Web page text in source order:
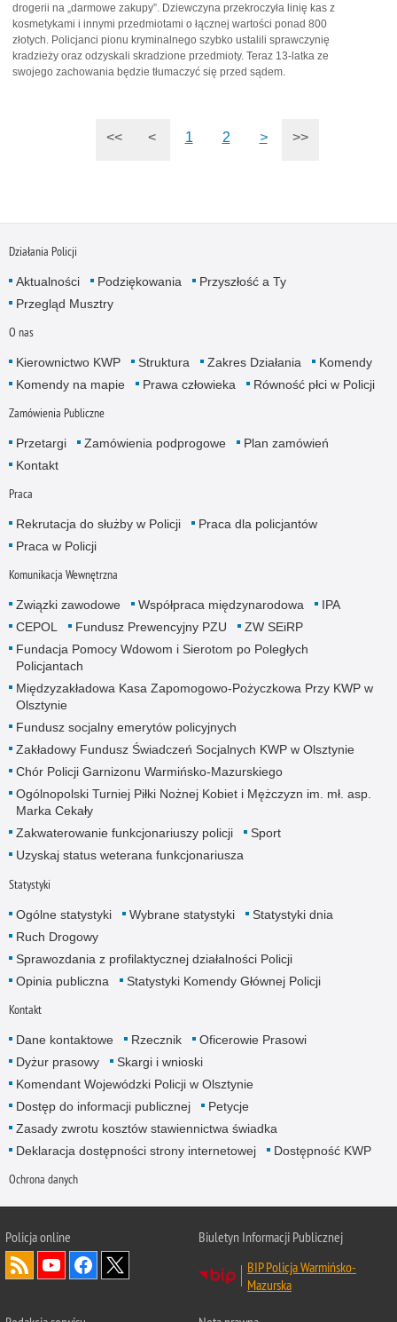
drogerii na „darmowe zakupy”. Dziewczyna przekroczyła linię kas z
kosmetykami i innymi przedmiotami o łącznej wartości ponad 800
złotych. Policjanci pionu kryminalnego szybko ustalili sprawczynię
kradzieży oraz odzyskali skradzione przedmioty. Teraz 13-latka ze
swojego zachowania będzie tłumaczyć się przed sądem.
<< < 1 2 > >>
Działania Policji
Aktualności Podziękowania
Przyszłość a Ty
Przegląd Musztry
O nas
Kierownictwo KWP Struktura Zakres Działania
Komendy
Komendy na mapie
Prawa człowieka Równość płci w Policji
Zamówienia Publiczne
Przetargi Zamówienia podprogowe
Plan zamówień
Kontakt
Praca
Rekrutacja do służby w Policji
Praca dla policjantów
Praca w Policji
Komunikacja Wewnętrzna
Związki zawodowe Współpraca międzynarodowa
IPA
CEPOL
Fundusz Prewencyjny PZU
ZW SEiRP
Fundacja Pomocy Wdowom i Sierotom po Poległych
Policjantach
Międzyzakładowa Kasa Zapomogowo-Pożyczkowa Przy KWP w
Olsztynie
Fundusz socjalny emerytów policyjnych
Zakładowy Fundusz Świadczeń Socjalnych KWP w Olsztynie
Chór Policji Garnizonu Warmińsko-Mazurskiego
Ogólnopolski Turniej Piłki Nożnej Kobiet i Mężczyzn im. mł. asp.
Marka Cekały
Zakwaterowanie funkcjonariuszy policji
Sport
Uzyskaj status weterana funkcjonariusza
Statystyki
Ogólne statystyki Wybrane statystyki
Statystyki dnia
Ruch Drogowy
Sprawozdania z profilaktycznej działalności Policji
Opinia publiczna
Statystyki Komendy Głównej Policji
Kontakt
Dane kontaktowe Rzecznik
Oficerowie Prasowi
Dyżur prasowy
Skargi i wnioski
Komendant Wojewódzki Policji w Olsztynie
Dostęp do informacji publicznej
Petycje
Zasady zwrotu kosztów stawiennictwa świadka
Deklaracja dostępności strony internetowej
Dostępność KWP
Ochrona danych
Policja online
Biuletyn Informacji Publicznej
BIP Policja Warmińsko-
Mazurska